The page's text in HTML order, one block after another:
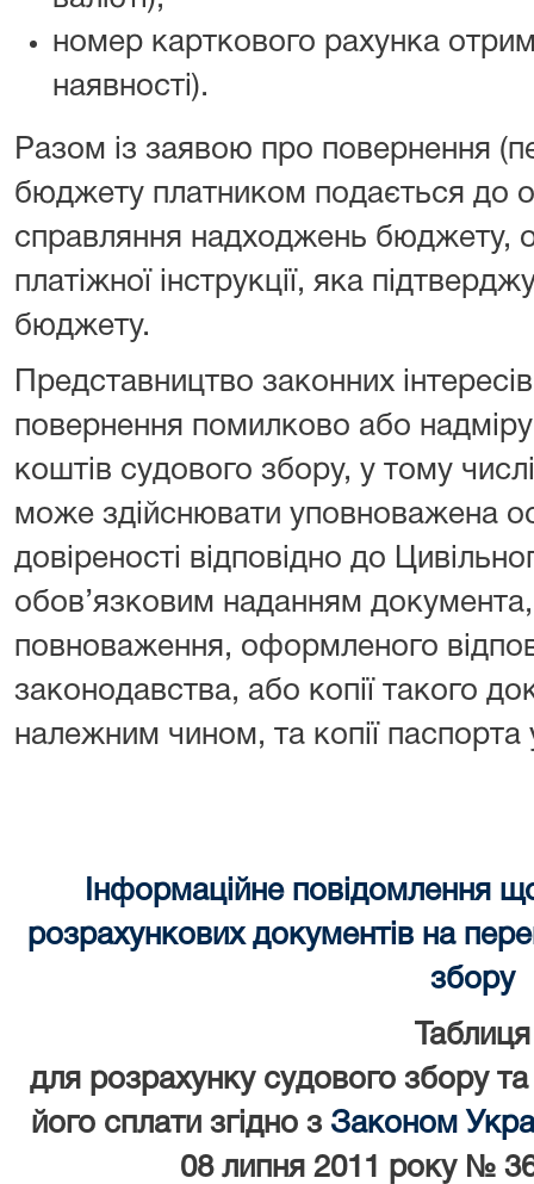
номер карткового рахунка
наявності).
Разом із заявою про повернення
бюджету платником подається до
справляння надходжень бюджету,
платіжної інструкції, яка
бюджету.
Представництво законних
повернення помилково або
коштів судового збору, у тому
може здійснювати уповноважена
довіреності відповідно до
обов’язковим наданням документа,
повноваження, оформленого
законодавства, або копії такого
належним чином, та копії
Інформаційне повідомлення
розрахункових документів на
збору
Таблиця
для розрахунку судового збору
його сплати згідно з Законом
08 липня 2011 року №